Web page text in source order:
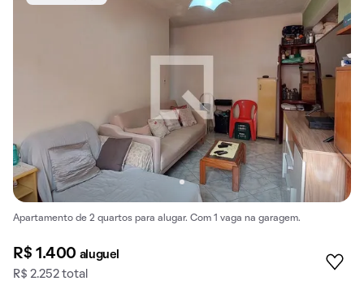
Apartamento de 2 quartos para alugar. Com 1 vaga na garagem.
R$ 1.400 aluguel
R$ 2.252 total